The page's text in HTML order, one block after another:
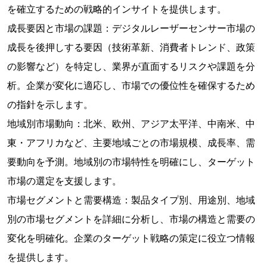
を確立するための戦略的インサイトを提供します。
成長要因と市場の課題：デジタルレーザーセンサー市場の
成長を後押しする要因（技術革新、消費者トレンド、政策
の影響など）を特定し、業界が直面するリスクや課題を分
析。企業が変化に適応し、市場での優位性を確保するため
の指針を示します。
地域別市場動向：北米、欧州、アジア太平洋、中南米、中
東・アフリカなど、主要地域ごとの市場規模、成長率、需
要動向を予測。地域別の市場特性を明確にし、ターゲット
市場の選定を支援します。
市場セグメントと需要構造：製品タイプ別、用途別、地域
別の市場セグメントを詳細に分析し、市場の構造と需要の
変化を明確化。企業のターゲット戦略の策定に役立つ情報
を提供します。